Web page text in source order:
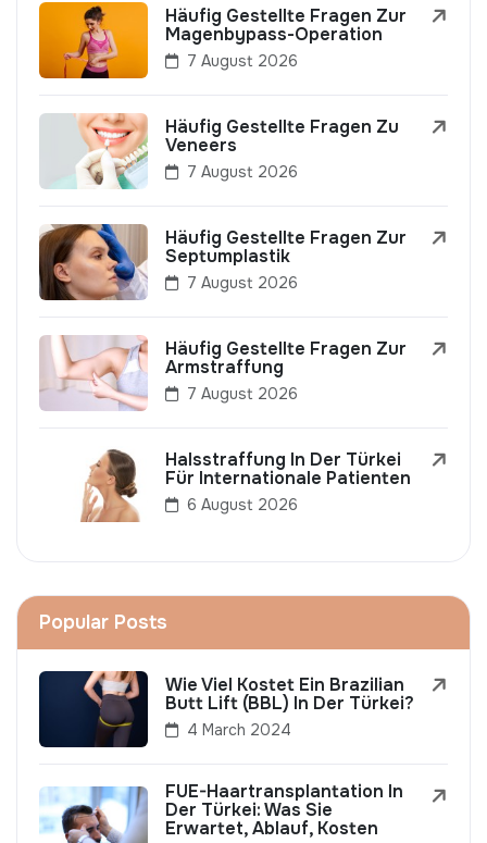
Häufig Gestellte Fragen Zur
Magenbypass-Operation
7 August 2026
Häufig Gestellte Fragen Zu
Veneers
7 August 2026
Häufig Gestellte Fragen Zur
Septumplastik
7 August 2026
Häufig Gestellte Fragen Zur
Armstraffung
7 August 2026
Halsstraffung In Der Türkei
Für Internationale Patienten
6 August 2026
Popular Posts
Wie Viel Kostet Ein Brazilian
Butt Lift (BBL) In Der Türkei?
4 March 2024
FUE-Haartransplantation In
Der Türkei: Was Sie
Erwartet, Ablauf, Kosten